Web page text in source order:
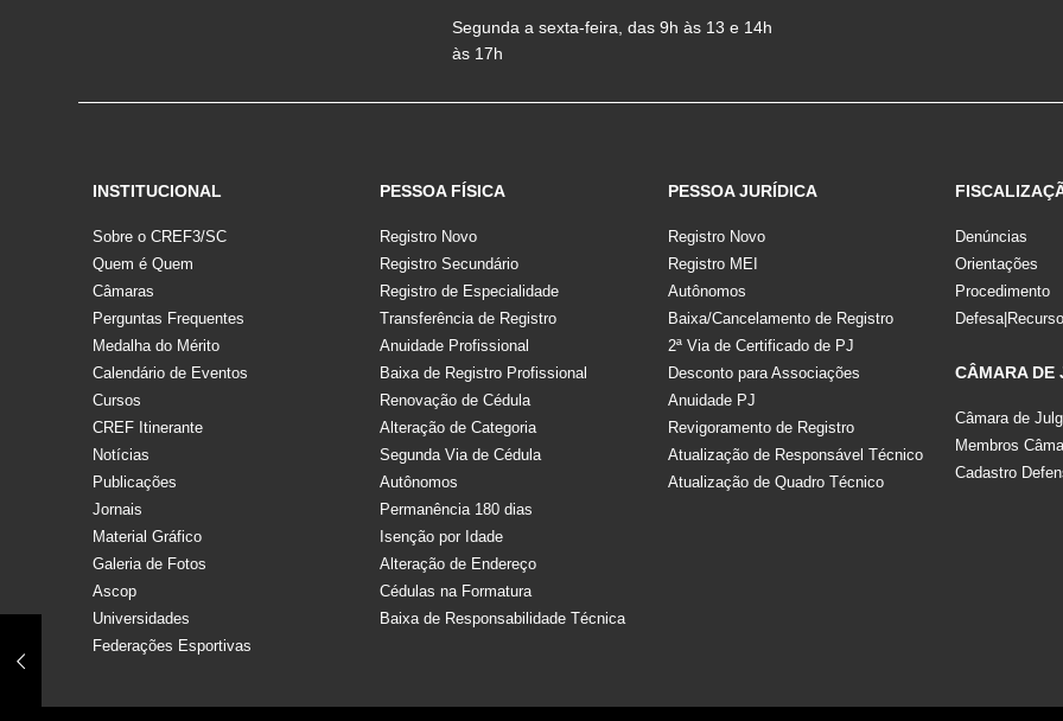
Segunda a sexta-feira, das 9h às 13 e 14h
às 17h
INSTITUCIONAL
Sobre o CREF3/SC
Quem é Quem
Câmaras
Perguntas Frequentes
Medalha do Mérito
Calendário de Eventos
Cursos
CREF Itinerante
Notícias
Publicações
Jornais
Material Gráfico
Galeria de Fotos
Ascop
Universidades
Federações Esportivas
PESSOA FÍSICA
Registro Novo
Registro Secundário
Registro de Especialidade
Transferência de Registro
Anuidade Profissional
Baixa de Registro Profissional
Renovação de Cédula
Alteração de Categoria
Segunda Via de Cédula
Autônomos
Permanência 180 dias
Isenção por Idade
Alteração de Endereço
Cédulas na Formatura
Baixa de Responsabilidade Técnica
PESSOA JURÍDICA
Registro Novo
Registro MEI
Autônomos
Baixa/Cancelamento de Registro
2ª Via de Certificado de PJ
Desconto para Associações
Anuidade PJ
Revigoramento de Registro
Atualização de Responsável Técnico
Atualização de Quadro Técnico
Denúncias
Orientações
Procedimento
Defesa|Recurso
CÂMARA DE
Câmara de
Membros
Cadastro